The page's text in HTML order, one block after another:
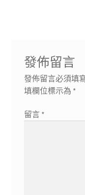
發佈留言
發佈留言必須填
填欄位標示為 *
留言 *